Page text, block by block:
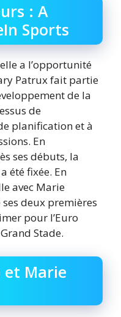
: A
Sports
a l’opportunité
Patrux fait partie
de la
de
planification et à
En
ses débuts, la
été fixée. En
avec Marie
deux premières
pour l’Euro
Stade.
et Marie